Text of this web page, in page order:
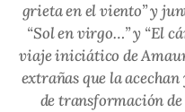
grieta en el viento” y
“Sol en virgo…” y “El
viaje iniciático de
extrañas que la
de transformación